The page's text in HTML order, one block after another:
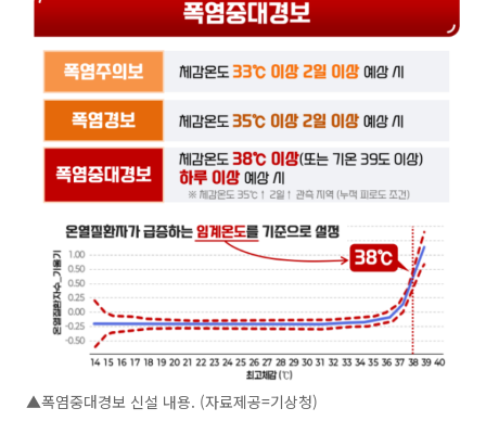
▲폭염중대경보 신설 내용. (자료제공=기상청)